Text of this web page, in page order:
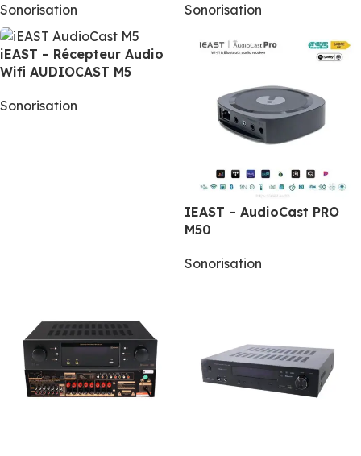
Sonorisation Sonorisation
iEAST – Récepteur Audio
Wifi AUDIOCAST M5
Sonorisation
IEAST – AudioCast PRO
M50
Sonorisation